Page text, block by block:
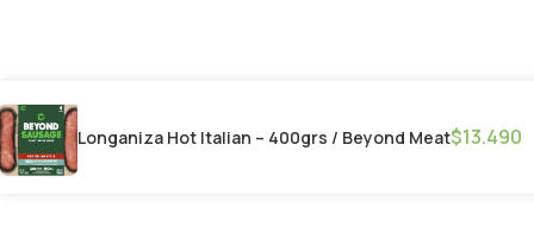
Longaniza Hot Italian – 400grs / Beyond Meat$13.490